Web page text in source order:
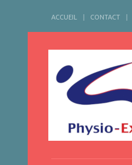
ACCUEIL CONTACT